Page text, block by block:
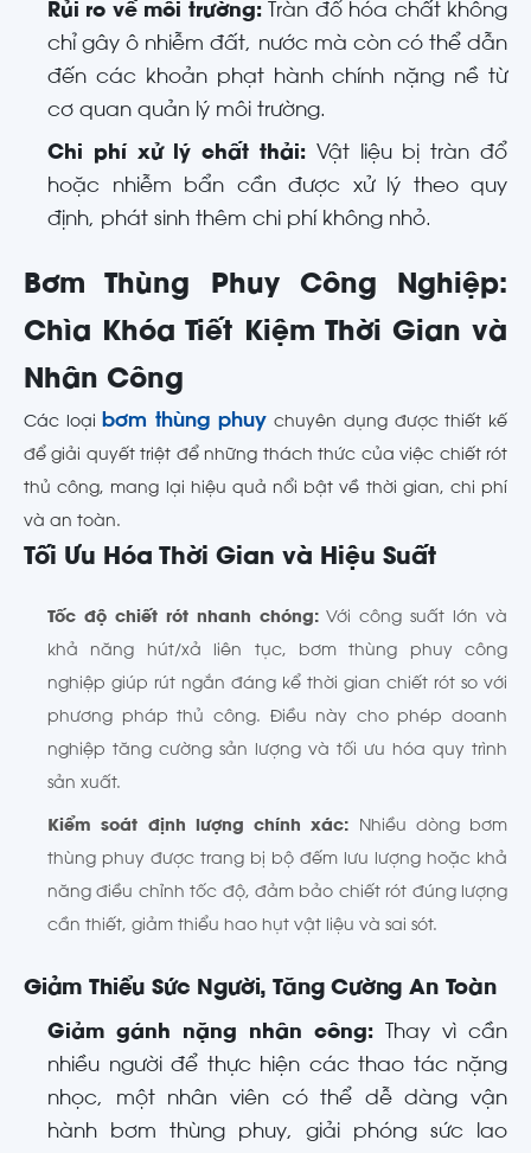
Rủi ro về môi trường:Tràn đổ hóa chất không
chỉ gây ô nhiễm đất, nước mà còn có thể dẫn
đến các khoản phạt hành chính nặng nề từ
cơ quan quản lý môi trường.
Chi phí xử lý chất thải: Vật liệu bị tràn đổ
hoặc nhiễm bẩn cần được xử lý theo quy
định, phát sinh thêm chi phí không nhỏ.
Bơm Thùng Phuy Công Nghiệp:
Chìa Khóa Tiết Kiệm Thời Gian và
Nhân Công
Các loạibơm thùng phuy chuyên dụng được thiết kế
để giải quyết triệt để những thách thức của việc chiết rót
thủ công, mang lại hiệu quả nổi bật về thời gian, chi phí
và an toàn.
Tối Ưu Hóa Thời Gian và Hiệu Suất
Tốc độ chiết rót nhanh chóng:Với công suất lớn và
khả năng hút/xả liên tục, bơm thùng phuy công
nghiệp giúp rút ngắn đáng kể thời gian chiết rót so với
phương pháp thủ công. Điều này cho phép doanh
nghiệp tăng cường sản lượng và tối ưu hóa quy trình
sản xuất.
Kiểm soát định lượng chính xác: Nhiều dòng bơm
thùng phuy được trang bị bộ đếm lưu lượng hoặc khả
năng điều chỉnh tốc độ, đảm bảo chiết rót đúng lượng
cần thiết, giảm thiểu hao hụt vật liệu và sai sót.
Giảm Thiểu Sức Người, Tăng Cường An Toàn
Giảm gánh nặng nhân công: Thay vì cần
nhiều người để thực hiện các thao tác nặng
nhọc, một nhân viên có thể dễ dàng vận
hành bơm thùng phuy, giải phóng sức lao